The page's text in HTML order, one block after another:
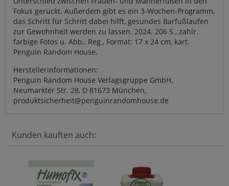
Fokus gerückt. Außerdem gibt es ein 3-Wochen-Programm,
das Schritt für Schritt dabei hilft, gesundes Barfußlaufen
zur Gewohnheit werden zu lassen. 2024. 206 S., zahlr.
farbige Fotos u. Abb., Reg., Format: 17 x 24 cm, kart.
Penguin Random House.
Herstellerinformationen:
Penguin Random House Verlagsgruppe GmbH,
Neumarkter Str. 28, D 81673 München,
produktsicherheit@penguinrandomhouse.de
Kunden kauften auch: